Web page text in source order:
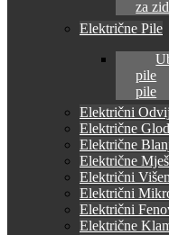
za
Električne Pile
pile
pile
Električni
Električne
Električne
Električne
Električni
Električni
Električni
Električne